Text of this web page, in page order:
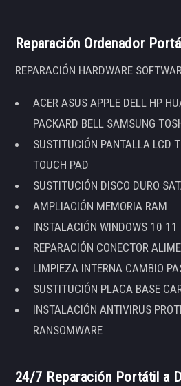
Reparación Ordenador
REPARACIÓN HARDWARE
ACER ASUS APPLE DELL HP
PACKARD BELL SAMSUNG
SUSTITUCIÓN PANTALLA LCD
TOUCH PAD
SUSTITUCIÓN DISCO DURO
AMPLIACIÓN MEMORIA RAM
INSTALACIÓN WINDOWS 10 11
REPARACIÓN CONECTOR
LIMPIEZA INTERNA CAMBIO
SUSTITUCIÓN PLACA BASE
INSTALACIÓN ANTIVIRUS
RANSOMWARE
24/7 Reparación Portátil a